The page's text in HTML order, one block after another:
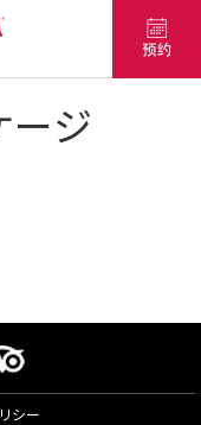
ージ
シー